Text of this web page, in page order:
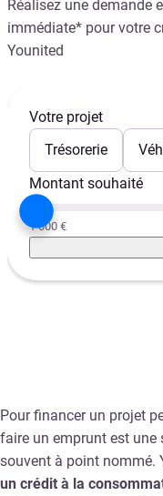
Réalisez une demande
immédiate* pour votre
Younited
Votre projet
Trésorerie
Montant souhaité
1 000 €
Pour financer un projet
faire un emprunt est une
souvent à point nommé.
un crédit à la